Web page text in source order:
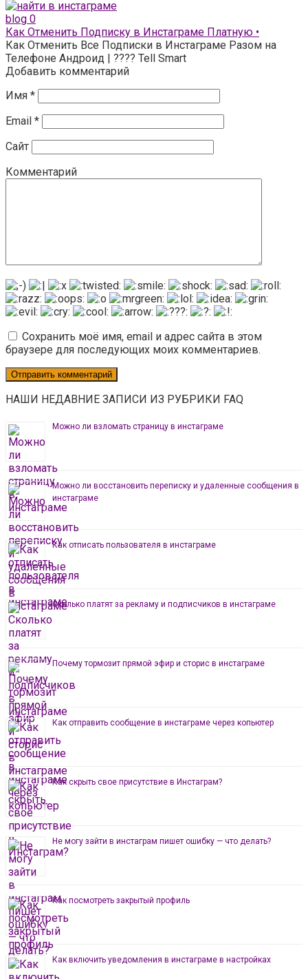
blog 0
Как Отменить Подписку в Инстаграме Платную •
Как Отменить Все Подписки в Инстаграме Разом на
Телефоне Андроид | ???? Tell Smart
Добавить комментарий
Имя *
Email *
Сайт
Комментарий
Сохранить моё имя, email и адрес сайта в этом
браузере для последующих моих комментариев.
НАШИ НЕДАВНИЕ ЗАПИСИ ИЗ РУБРИКИ FAQ
Можно ли взломать страницу в инстаграме
Можно ли восстановить переписку и удаленные сообщения в
инстаграме
Как отписать пользователя в инстаграме
Сколько платят за рекламу и подписчиков в инстаграме
Почему тормозит прямой эфир и сторис в инстаграме
Как отправить сообщение в инстаграме через копьютер
Как скрыть свое присутствие в Инстаграм?
Не могу зайти в инстаграм пишет ошибку — что делать?
Как посмотреть закрытый профиль
Как включить уведомления в инстаграме в настройках